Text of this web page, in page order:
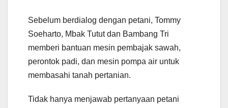
Sebelum berdialog dengan petani, Tommy
Soeharto, Mbak Tutut dan Bambang Tri
memberi bantuan mesin pembajak sawah,
perontok padi, dan mesin pompa air untuk
membasahi tanah pertanian.
Tidak hanya menjawab pertanyaan petani